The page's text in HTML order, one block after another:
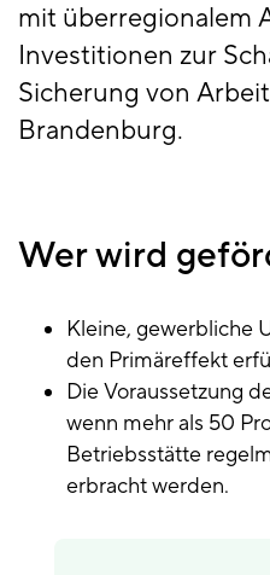
mit überregionalem
Investitionen zur
Sicherung von
Brandenburg.
Wer wird
Kleine, gewerbliche
den Primäreffekt
Die Voraussetzung
wenn mehr als 50
Betriebsstätte
erbracht werden.